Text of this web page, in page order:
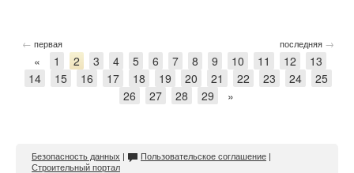
← первая последняя →
« 1 2 3 4 5 6 7 8 9 10 11 12
13
14
15 16 17 18 19 20 21 22 23 24
25
26
27 28 29 »
Безопасность данных | Пользовательское соглашение |
Строительный портал